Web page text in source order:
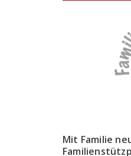
Mit Familie